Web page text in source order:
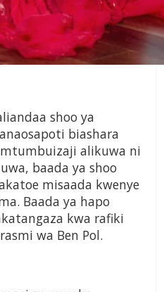
shoo ya
biashara
alikuwa ni
baada ya shoo
misaada kwenye
Baada ya hapo
kwa rafiki
wa Ben Pol.